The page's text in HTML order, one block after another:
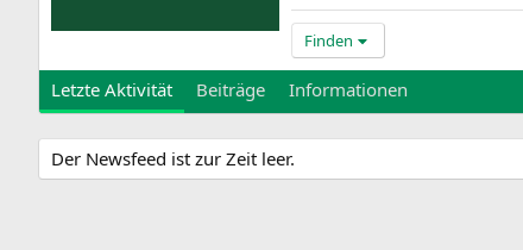
Finden
Letzte Aktivität Beiträge Informationen
Der Newsfeed ist zur Zeit leer.